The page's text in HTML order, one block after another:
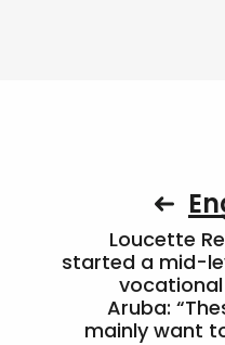
Loucette
started a mid-
Aruba:
mainly want